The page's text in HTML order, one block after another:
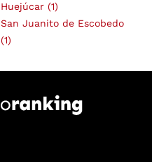
Huejúcar (1)
San Juanito de Escobedo
(1)